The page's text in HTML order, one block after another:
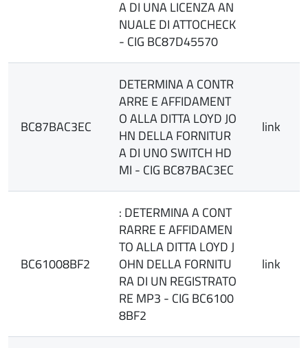
A DI UNA LICENZA AN
NUALE DI ATTOCHECK
- CIG BC87D45570
BC87BAC3EC
DETERMINA A CONTR
ARRE E AFFIDAMENT
O ALLA DITTA LOYD JO
HN DELLA FORNITUR
A DI UNO SWITCH HD
MI - CIG BC87BAC3EC
link
BC61008BF2
: DETERMINA A CONT
RARRE E AFFIDAMEN
TO ALLA DITTA LOYD J
OHN DELLA FORNITU
RA DI UN REGISTRATO
RE MP3 - CIG BC6100
8BF2
link